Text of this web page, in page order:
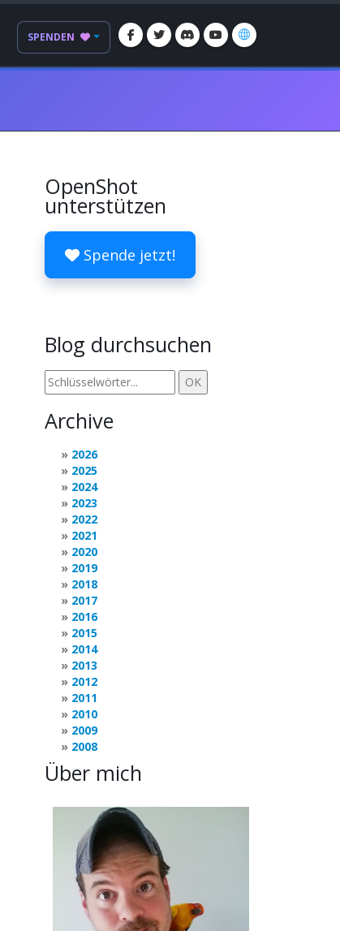
SPENDEN
OpenShot
unterstützen
Spende jetzt!
Blog durchsuchen
Archive
2026
2025
2024
2023
2022
2021
2020
2019
2018
2017
2016
2015
2014
2013
2012
2011
2010
2009
2008
Über mich